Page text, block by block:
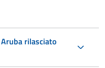
rilasciato